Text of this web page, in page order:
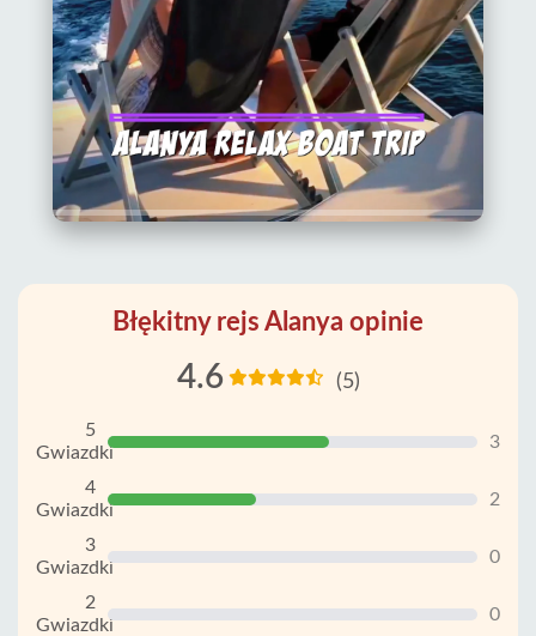
Błękitny rejs Alanya opinie
4.6 (5)
5
Gwiazdki
3
4
Gwiazdki
2
3
Gwiazdki
0
2
Gwiazdki
0